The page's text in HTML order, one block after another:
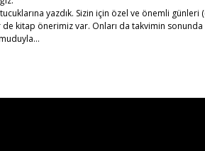
yazdık. Sizin için özel ve önemli
kitap önerimiz var. Onları da takvimin